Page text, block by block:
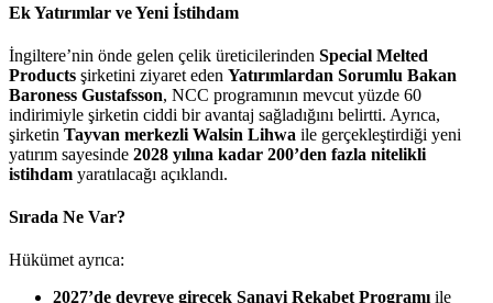
Ek Yatırımlar ve Yeni İstihdam
İngiltere’nin önde gelen çelik üreticilerinden Special Melted
Products şirketini ziyaret eden Yatırımlardan Sorumlu Bakan
Baroness Gustafsson, NCC programının mevcut yüzde 60
indirimiyle şirketin ciddi bir avantaj sağladığını belirtti. Ayrıca,
şirketin Tayvan merkezli Walsin Lihwa ile gerçekleştirdiği yeni
yatırım sayesinde 2028 yılına kadar 200’den fazla nitelikli
istihdam yaratılacağı açıklandı.
Sırada Ne Var?
Hükümet ayrıca:
2027’de devreye girecek Sanayi Rekabet Programıile